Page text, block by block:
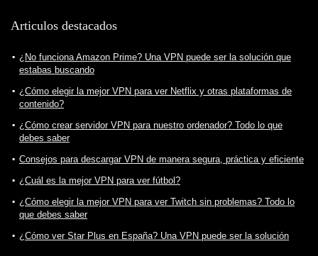
Articulos destacados
¿No funciona Amazon Prime? Una VPN puede ser la solución que
estabas buscando
¿Cómo elegir la mejor VPN para ver Netflix y otras plataformas de
contenido?
¿Cómo crear servidor VPN para nuestro ordenador? Todo lo que
debes saber
Consejos para descargar VPN de manera segura, práctica y eficiente
¿Cuál es la mejor VPN para ver fútbol?
¿Cómo elegir la mejor VPN para ver Twitch sin problemas? Todo lo
que debes saber
¿Cómo ver Star Plus en España? Una VPN puede ser la solución